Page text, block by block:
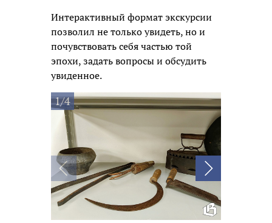
Интерактивный формат экскурсии
позволил не только увидеть, но и
почувствовать себя частью той
эпохи, задать вопросы и обсудить
увиденное.
1/4